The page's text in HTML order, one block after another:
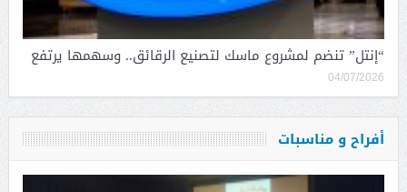
“إنتل” تنضم لمشروع ماسك لتصنيع الرقائق.. وسهمها يرتفع
04/07/2026
أفراح و مناسبات